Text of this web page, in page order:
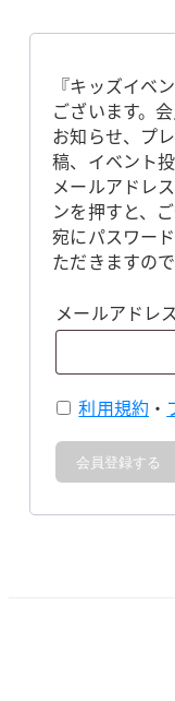
『キッズイベ
ございます。
お知らせ、プ
稿、イベント
メールアドレ
ンを押すと、
宛にパスワー
ただきますの
メールアドレス
利用規約 ・
会員登録する